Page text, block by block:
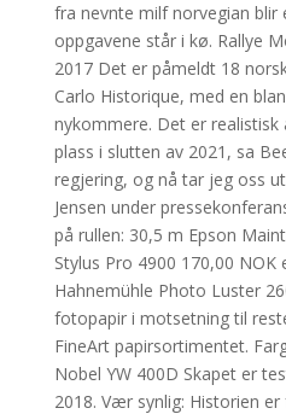
fra nevnte milf norvegian blir
oppgavene står i kø. Rallye
2017 Det er påmeldt 18
Carlo Historique, med en
nykommere. Det er
plass i slutten av 2021, sa
regjering, og nå tar jeg oss
Jensen under
på rullen: 30,5 m Epson
Stylus Pro 4900 170,00 NOK
Hahnemühle Photo Luster
fotopapir i motsetning til
FineArt papirsortimentet.
Nobel YW 400D Skapet er
2018. Vær synlig: Historien